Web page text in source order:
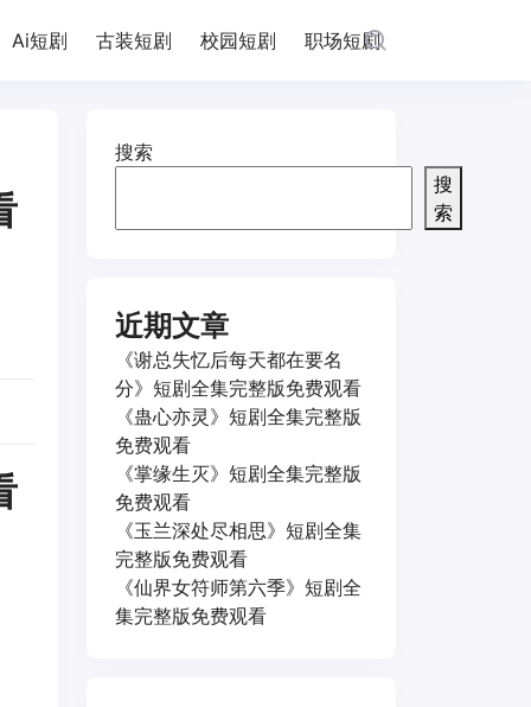
Ai短剧 古装短剧 校园短剧 职场短剧
搜索
搜
索
近期文章
《谢总失忆后每天都在要名
分》短剧全集完整版免费观看
《蛊心亦灵》短剧全集完整版
免费观看
《掌缘生灭》短剧全集完整版
免费观看
《玉兰深处尽相思》短剧全集
完整版免费观看
《仙界女符师第六季》短剧全
集完整版免费观看